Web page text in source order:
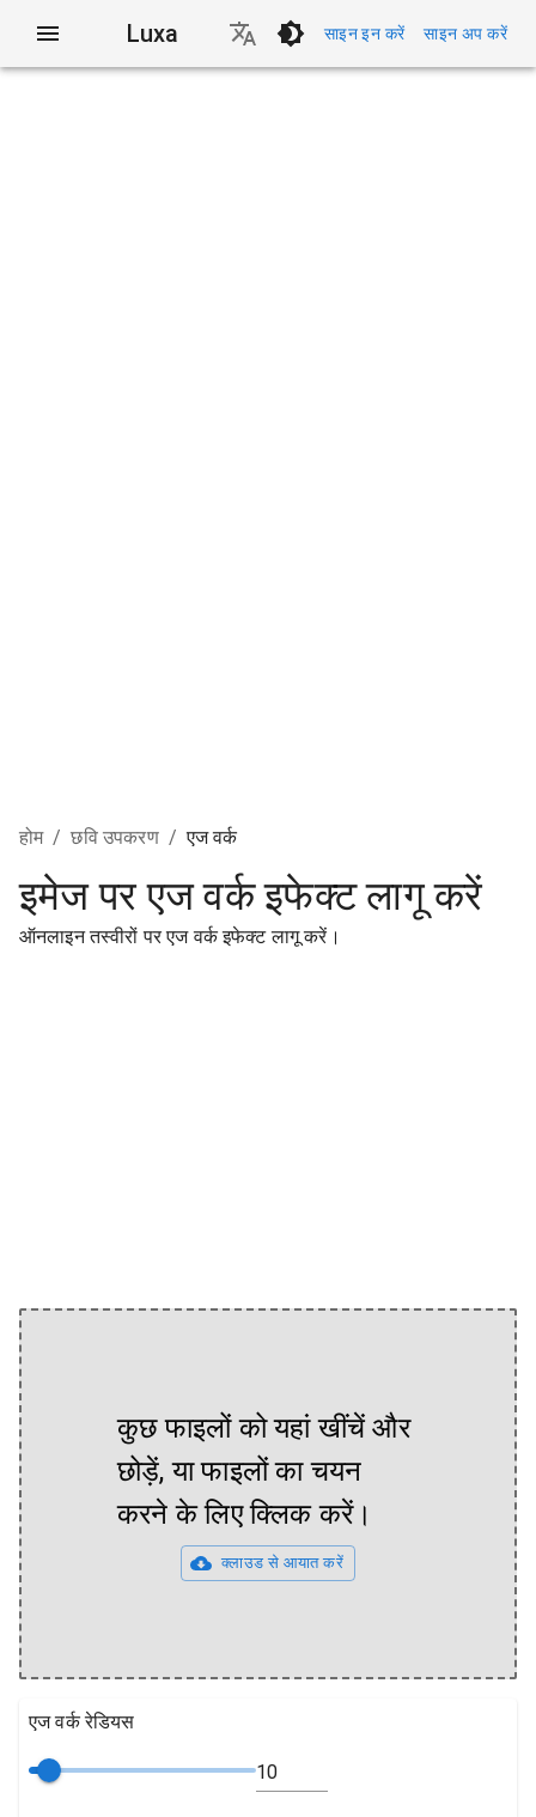
Luxa साइन इन करें साइन अप करें
होम / छवि उपकरण / एज वर्क
इमेज पर एज वर्क इफेक्ट लागू करें
ऑनलाइन तस्वीरों पर एज वर्क इफेक्ट लागू करें।
कुछ फाइलों को यहां खींचें और
छोड़ें, या फाइलों का चयन
करने के लिए क्लिक करें।
क्लाउड से आयात करें
एज वर्क रेडियस